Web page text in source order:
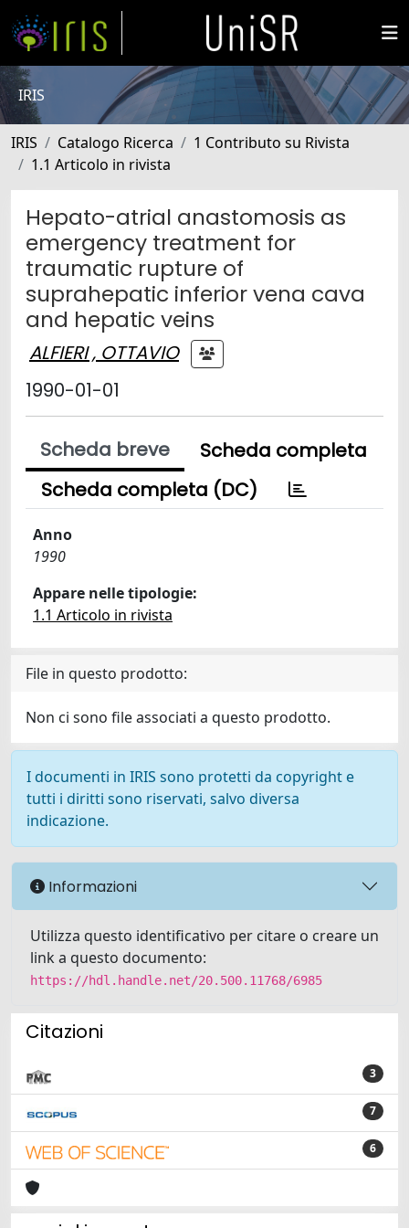
IRIS
IRIS Catalogo Ricerca
1 Contributo su Rivista
1.1 Articolo in rivista
Hepato-atrial anastomosis as
emergency treatment for
traumatic rupture of
suprahepatic inferior vena cava
and hepatic veins
ALFIERI , OTTAVIO
1990-01-01
Scheda breve
Scheda completa
Scheda completa (DC)
Anno
1990
Appare nelle tipologie:
1.1 Articolo in rivista
File in questo prodotto:
Non ci sono file associati a questo prodotto.
I documenti in IRIS sono protetti da copyright e
tutti i diritti sono riservati, salvo diversa
indicazione.
Informazioni
Utilizza questo identificativo per citare o creare un
link a questo documento:
https://hdl.handle.net/20.500.11768/6985
Citazioni
3
7
6